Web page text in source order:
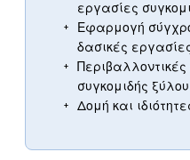
εργασίες
Εφαρμογή
δασικές
Περιβαλλοντικές
συγκομιδής ξύλου
Δομή και